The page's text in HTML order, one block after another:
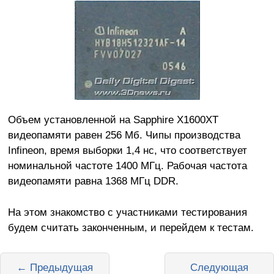
Объем установленной на Sapphire X1600XT
видеопамяти равен 256 Мб. Чипы производства
Infineon, время выборки 1,4 нс, что соответствует
номинальной частоте 1400 МГц. Рабочая частота
видеопамяти равна 1368 МГц DDR.
На этом знакомство с участниками тестирования
будем считать законченным, и перейдем к тестам.
Следующая
← Предыдущая